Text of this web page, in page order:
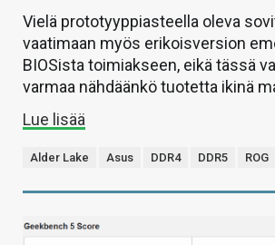
Vielä prototyyppiasteella oleva
vaatimaan myös erikoisversion
BIOSista toimiakseen, eikä tässä
varmaa nähdäänkö tuotetta ikinä
Lue lisää
Alder Lake Asus DDR4 DDR5 ROG